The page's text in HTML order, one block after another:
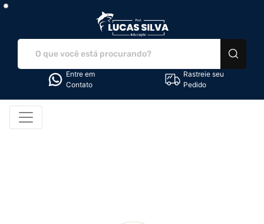
Entre em
Contato
Rastreie seu
Pedido